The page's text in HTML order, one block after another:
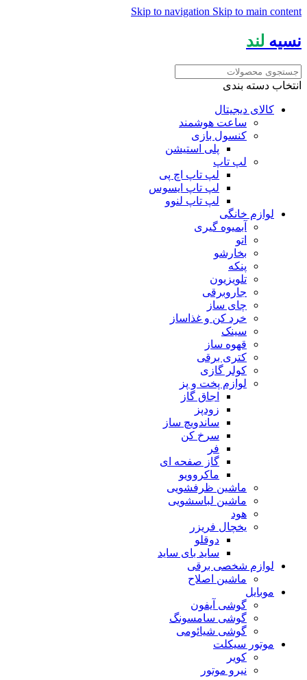
Skip to navigation Skip to main content
نسیه لند
انتخاب دسته بندی
کالای دیجیتال
ساعت هوشمند
کنسول بازی
پلی استیشن
لپ تاپ
لپ تاپ اچ پی
لپ تاپ ایسوس
لپ تاپ لنوو
لوازم خانگی
آبمیوه گیری
اتو
بخارشو
پنکه
تلویزیون
جاروبرقی
چای ساز
خرد کن و غذاساز
سینک
قهوه ساز
کتری برقی
کولر گازی
لوازم پخت و پز
اجاق گاز
زودپز
ساندویچ ساز
سرخ کن
فر
گاز صفحه ای
ماکروویو
ماشین ظرفشویی
ماشین لباسشویی
هود
یخچال فریزر
دوقلو
ساید بای ساید
لوازم شخصی برقی
ماشین اصلاح
موبایل
گوشی آیفون
گوشی سامسونگ
گوشی شیائومی
موتور سیکلت
کویر
نیرو موتور